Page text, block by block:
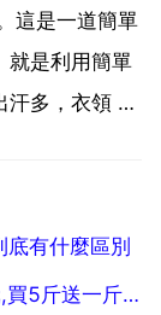
這是一道簡單
就是利用簡單
多，衣領 袖
輕擦幾次，
有什麼區別
新疆大棗多少錢一斤,新疆紅棗一斤30元,買5斤送一斤,劉麗一共買30斤,一共需要多少元？